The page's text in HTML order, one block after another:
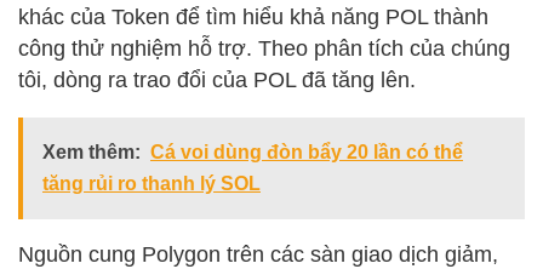
khác của Token để tìm hiểu khả năng POL thành
công thử nghiệm hỗ trợ. Theo phân tích của chúng
tôi, dòng ra trao đổi của POL đã tăng lên.
Xem thêm: Cá voi dùng đòn bẩy 20 lần có thể
tăng rủi ro thanh lý SOL
Nguồn cung Polygon trên các sàn giao dịch giảm,